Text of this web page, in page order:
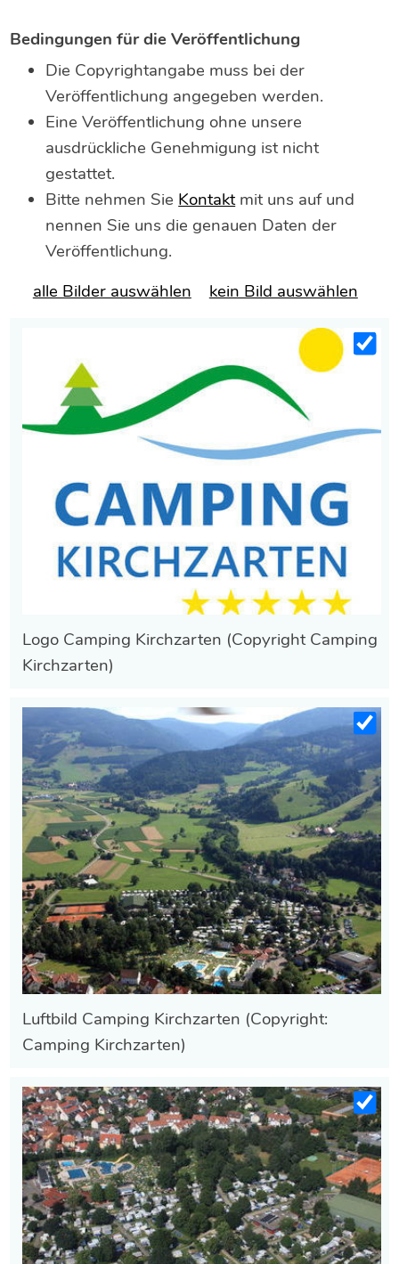
Bedingungen für die Veröffentlichung
Die Copyrightangabe muss bei der
Veröffentlichung angegeben werden.
Eine Veröffentlichung ohne unsere
ausdrückliche Genehmigung ist nicht
gestattet.
Bitte nehmen Sie Kontaktmit uns auf und
nennen Sie uns die genauen Daten der
Veröffentlichung.
alle Bilder auswählen
kein Bild auswählen
Logo Camping Kirchzarten (Copyright Camping
Kirchzarten)
Luftbild Camping Kirchzarten (Copyright:
Camping Kirchzarten)